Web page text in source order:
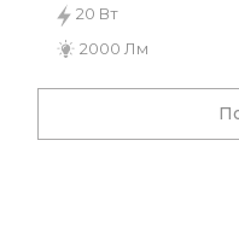
20 Вт
2000 Лм